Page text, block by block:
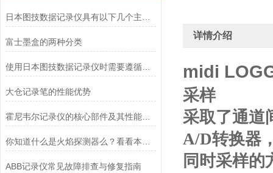
富士墨盒的两种分类
使用日本图技数据记录仪时需要遵循哪些原则
大仓记录笔的性能优势
霍尼韦尔记录仪的核心部件及其性能要求
ABB记录仪常见故障排查与修复指南
详情介绍
midi
采样
采取了通道
A/D转换器
同时采样的